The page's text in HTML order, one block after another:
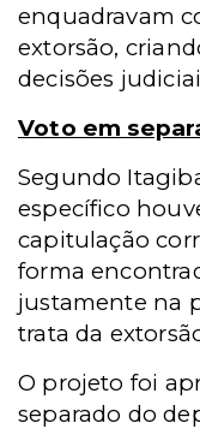
enquadravam
extorsão,
decisões
Voto em
Segundo
específico
capitulação
forma
justamente na
trata da
O projeto foi
separado do